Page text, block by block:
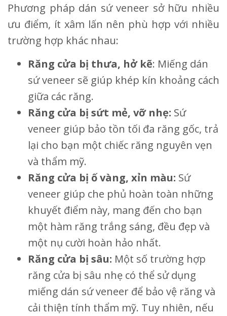
Phương pháp dán sứ veneer sở hữu nhiều
ưu điểm, ít xâm lấn nên phù hợp với nhiều
trường hợp khác nhau:
Răng cửa bị thưa, hở kẽ: Miếng dán
sứ veneer sẽ giúp khép kín khoảng cách
giữa các răng.
Răng cửa bị sứt mẻ, vỡ nhẹ: Sứ
veneer giúp bảo tồn tối đa răng gốc, trả
lại cho bạn một chiếc răng nguyên vẹn
và thẩm mỹ.
Răng cửa bị ố vàng, xỉn màu: Sứ
veneer giúp che phủ hoàn toàn những
khuyết điểm này, mang đến cho bạn
một hàm răng trắng sáng, đều đẹp và
một nụ cười hoàn hảo nhất.
Răng cửa bị sâu: Một số trường hợp
răng cửa bị sâu nhẹ có thể sử dụng
miếng dán sứ veneer để bảo vệ răng và
cải thiện tính thẩm mỹ. Tuy nhiên, nếu